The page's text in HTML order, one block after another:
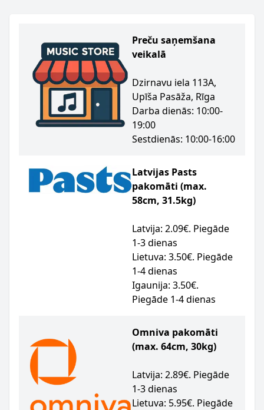
Preču saņemšana
veikalā
Dzirnavu iela 113A,
Upīša Pasāža, Rīga
Darba dienās: 10:00-
19:00
Sestdienās: 10:00-16:00
Latvijas Pasts
pakomāti (max.
58cm, 31.5kg)
Latvija: 2.09€. Piegāde
1-3 dienas
Lietuva: 3.50€. Piegāde
1-4 dienas
Igaunija: 3.50€.
Piegāde 1-4 dienas
Omniva pakomāti
(max. 64cm, 30kg)
Latvija: 2.89€. Piegāde
1-3 dienas
Lietuva: 5.95€. Piegāde